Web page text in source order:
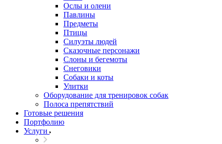
Ослы и олени
Павлины
Предметы
Птицы
Силуэты людей
Сказочные персонажи
Слоны и бегемоты
Снеговики
Собаки и коты
Улитки
Оборудование для тренировок собак
Полоса препятствий
Готовые решения
Портфолию
Услуги